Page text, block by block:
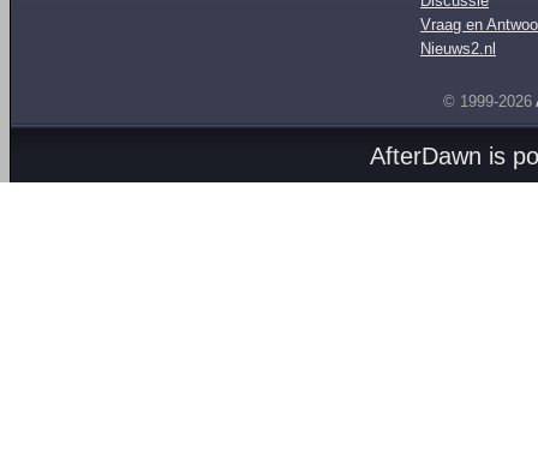
Vraag en
Nieuws2.nl
© 1999-2026
AfterDawn is